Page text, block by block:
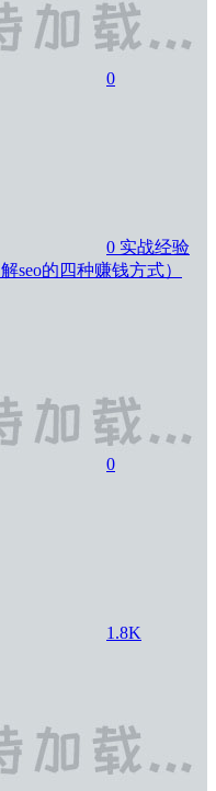
0
0 实战经验
seo的四种赚钱方式）
0
1.8K